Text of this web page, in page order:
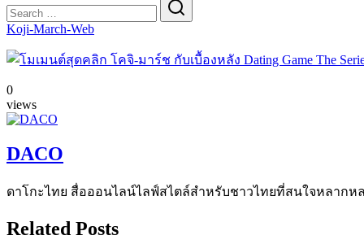
for:
Koji-March-Web
0
views
DACO
ดาโกะไทย สื่อออนไลน์ไลฟ์สไตล์สำหรับชาวไทยที่สนใจหลากห
Related Posts